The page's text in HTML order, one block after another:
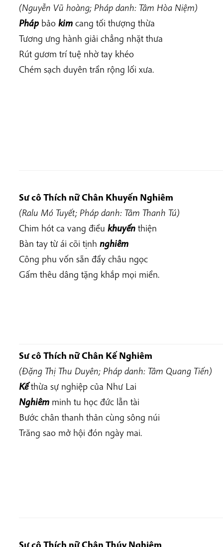
(Nguyễn Vũ hoàng; Pháp danh: Tâm Hòa Niệm)
Pháp bảo kim cang tối thượng thừa
Tương ưng hành giải chẳng nhặt thưa
Rút gươm trí tuệ nhờ tay khéo
Chém sạch duyên trần rộng lối xưa.
Sư cô Thích nữ Chân Khuyến Nghiêm
(Ralu Mó Tuyết; Pháp danh: Tâm Thanh Tú)
Chim hót ca vang điều khuyến thiện
Bàn tay từ ái cõi tịnh nghiêm
Công phu vốn sẵn đầy châu ngọc
Gấm thêu dâng tặng khắp mọi miền.
Sư cô Thích nữ Chân Kế Nghiêm
(Đặng Thị Thu Duyên; Pháp danh: Tâm Quang Tiến)
Kếthừa sự nghiệp của Như Lai
Nghiêm minh tu học đức lẫn tài
Bước chân thanh thản cùng sông núi
Trăng sao mở hội đón ngày mai.
Sư cô Thích nữ Chân Thúy Nghiêm